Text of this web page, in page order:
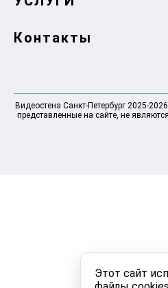
Этот сайт
Контакты
Видеостена Санкт-Петербург 2025-
представленные на сайте, не